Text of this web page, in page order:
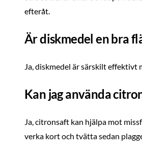
efteråt.
Är diskmedel en bra
Ja, diskmedel är särskilt
Kan jag använda
Ja, citronsaft kan hjälpa mot
verka kort och tvätta sedan